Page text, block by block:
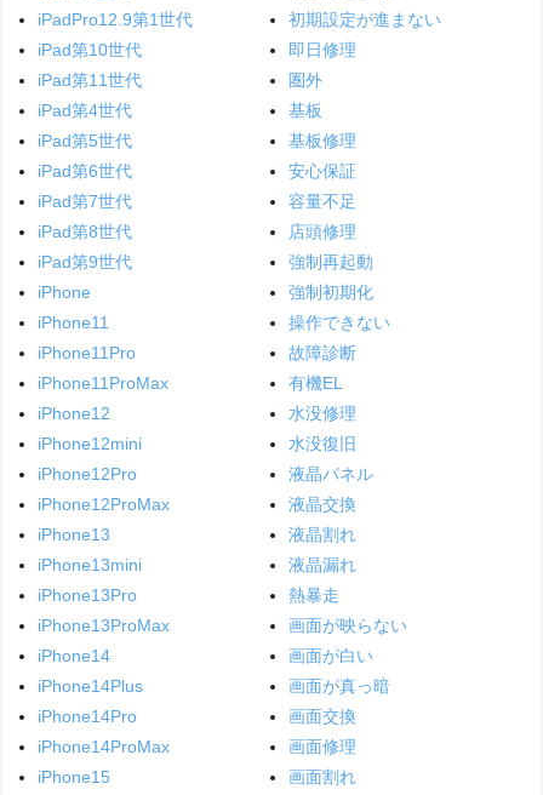
iPadPro12.9第1世代
iPad第10世代
iPad第11世代
iPad第4世代
iPad第5世代
iPad第6世代
iPad第7世代
iPad第8世代
iPad第9世代
iPhone
iPhone11
iPhone11Pro
iPhone11ProMax
iPhone12
iPhone12mini
iPhone12Pro
iPhone12ProMax
iPhone13
iPhone13mini
iPhone13Pro
iPhone13ProMax
iPhone14
iPhone14Plus
iPhone14Pro
iPhone14ProMax
iPhone15
初期設定が進まない
即日修理
圏外
基板
基板修理
安心保証
容量不足
店頭修理
強制再起動
強制初期化
操作できない
故障診断
有機EL
水没修理
水没復旧
液晶パネル
液晶交換
液晶割れ
液晶漏れ
熱暴走
画面が映らない
画面が白い
画面が真っ暗
画面交換
画面修理
画面割れ